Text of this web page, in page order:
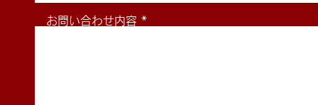
組合せ
お問い合わせ内容